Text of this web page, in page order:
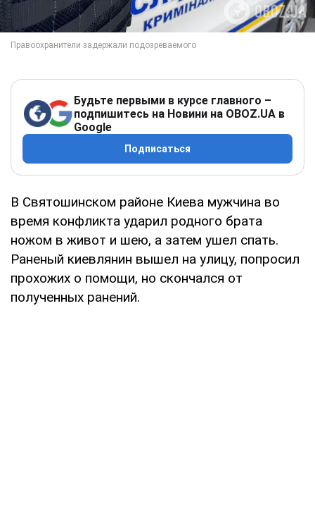
Будьте первыми в курсе главного –
подпишитесь на Новини на OBOZ.UA в
Google
Подписаться
В Святошинском районе Киева мужчина во
время конфликта ударил родного брата
ножом в живот и шею, а затем ушел спать.
Раненый киевлянин вышел на улицу, попросил
прохожих о помощи, но скончался от
полученных ранений.